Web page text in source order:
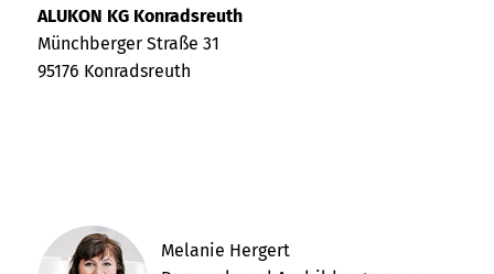
ALUKON KG Konradsreuth
Münchberger Straße 31
95176 Konradsreuth
Melanie Hergert